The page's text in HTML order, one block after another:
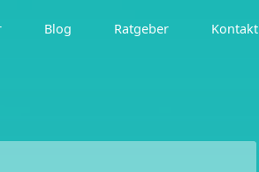
Blog Ratgeber Kontakt